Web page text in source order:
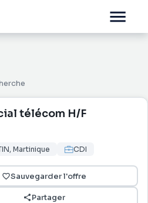
télécom H/F
Martinique CDI
Sauvegarder l'offre
Partager